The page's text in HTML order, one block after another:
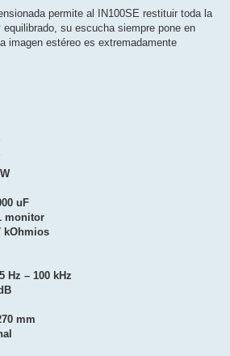
permite al IN100SE restituir toda la
su escucha siempre pone en
imagen estéreo es extremadamente
uF
monitor
kOhmios
5 Hz – 100 kHz
mm